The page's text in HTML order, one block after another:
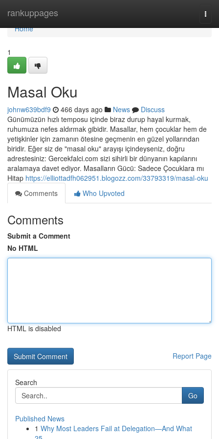
rankuppages
Home
Home
1
Masal Oku
johnw639bdf9 466 days ago News
Discuss
Günümüzün hızlı temposu içinde biraz durup hayal kurmak,
ruhumuza nefes aldırmak gibidir. Masallar, hem çocuklar hem de
yetişkinler için zamanın ötesine geçmenin en güzel yollarından
biridir. Eğer siz de "masal oku" arayışı içindeyseniz, doğru
adrestesiniz: Gercekfalci.com sizi sihirli bir dünyanın kapılarını
aralamaya davet ediyor. Masalların Gücü: Sadece Çocuklara mı
Hitap https://elliottadfh062951.blogozz.com/33793319/masal-oku
Comments
Who Upvoted
Comments
Submit a Comment
No HTML
HTML is disabled
Report Page
Search
Go
Published News
1 Why Most Leaders Fail at Delegation—And What